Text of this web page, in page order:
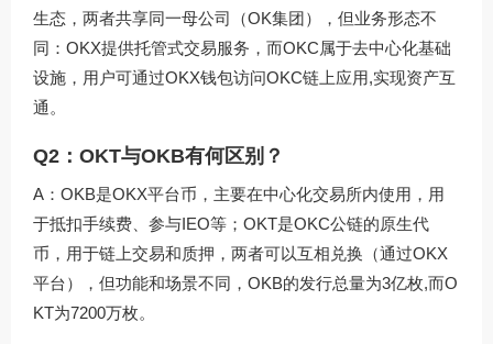
生态，两者共享同一母公司（OK集团），但业务形态不
同：OKX提供托管式交易服务，而OKC属于去中心化基础
设施，用户可通过OKX钱包访问OKC链上应用,实现资产互
通。
Q2：OKT与OKB有何区别？
A：OKB是OKX平台币，主要在中心化交易所内使用，用
于抵扣手续费、参与IEO等；OKT是OKC公链的原生代
币，用于链上交易和质押，两者可以互相兑换（通过OKX
平台），但功能和场景不同，OKB的发行总量为3亿枚,而O
KT为7200万枚。